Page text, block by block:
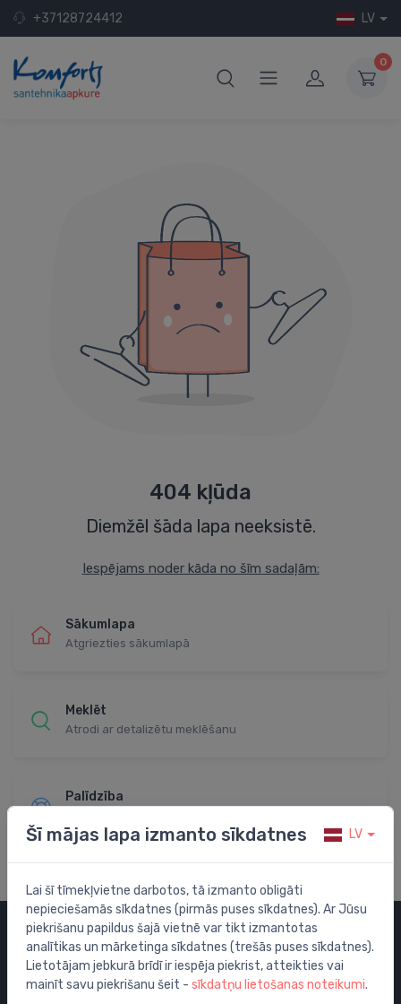
+37128724412 LV
0
404 kļūda
Diemžēl šāda lapa neeksistē.
Iespējams noder kāda no šīm sadaļām:
Sākumlapa
Atgriezties sākumlapā
Meklēt
Atrodi ar detalizētu meklēšanu
Palīdzība
Kategorijas
Izpārdošana
Šī mājas lapa izmanto sīkdatnes LV
Lai šī tīmekļvietne darbotos, tā izmanto obligāti
nepieciešamās sīkdatnes (pirmās puses sīkdatnes). Ar Jūsu
piekrišanu papildus šajā vietnē var tikt izmantotas
analītikas un mārketinga sīkdatnes (trešās puses sīkdatnes).
Lietotājam jebkurā brīdī ir iespēja piekrist, atteikties vai
mainīt savu piekrišanu šeit - sīkdatņu lietošanas noteikumi.